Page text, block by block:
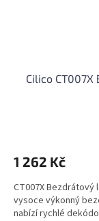
Cilico
1 262 Kč
CT007X Bezdrátový
vysoce výkonný
nabízí rychlé